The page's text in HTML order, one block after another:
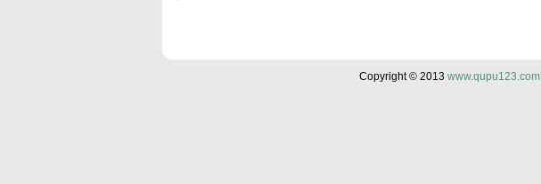
Copyright © 2013 www.qupu123.com